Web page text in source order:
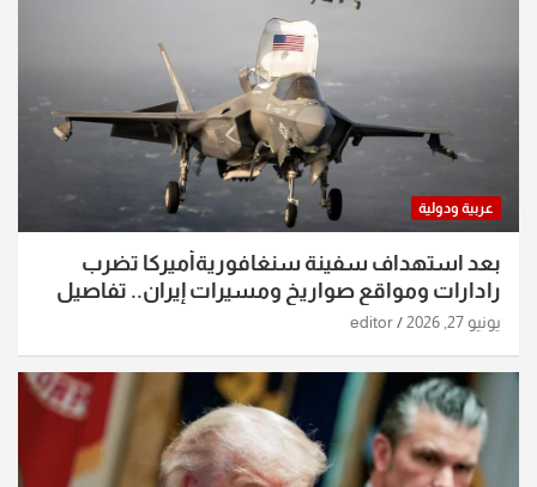
عربية ودولية
بعد استهداف سفينة سنغافوريةأميركا تضرب
رادارات ومواقع صواريخ ومسيرات إيران.. تفاصيل
الساعات الماضية
يونيو 27, 2026 editor